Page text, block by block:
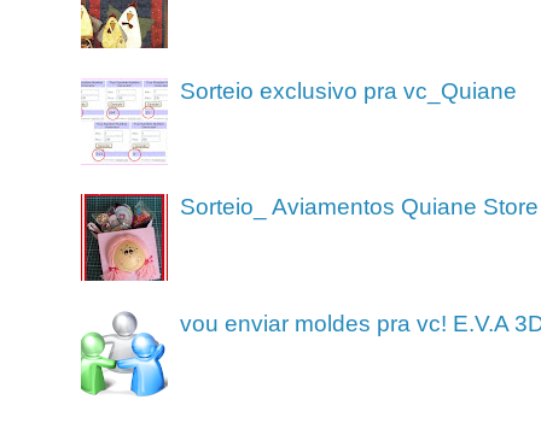
Sorteio exclusivo pra vc_Quiane
Sorteio_ Aviamentos Quiane Store
vou enviar moldes pra vc! E.V.A